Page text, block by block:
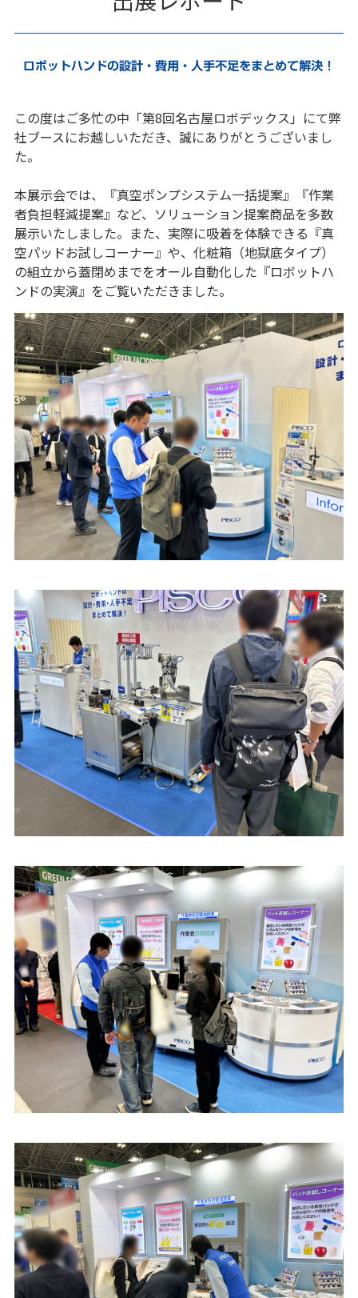
この度はご多忙の中「第8回名古屋ロボデックス」にて弊
社ブースにお越しいただき、誠にありがとうございまし
た。
本展示会では、『真空ポンプシステム一括提案』『作業
者負担軽減提案』など、ソリューション提案商品を多数
展示いたしました。また、実際に吸着を体験できる『真
空パッドお試しコーナー』や、化粧箱（地獄底タイプ）
の組立から蓋閉めまでをオール自動化した『ロボットハ
ンドの実演』をご覧いただきました。